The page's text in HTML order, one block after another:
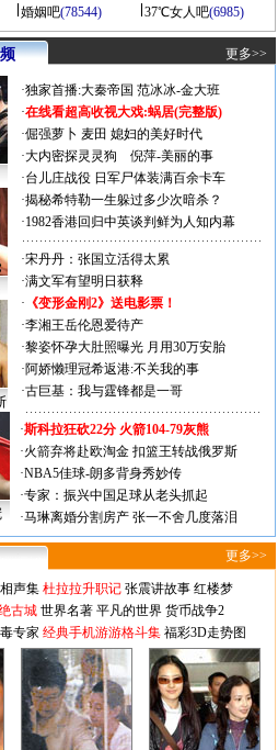
婚姻吧(78544) 37℃女人吧(6985)
更多>>
·独家首播:大秦帝国 范冰冰-金大班
·在线看超高收视大戏:蜗居(完整版)
·倔强萝卜 麦田 媳妇的美好时代
·大内密探灵灵狗
倪萍-美丽的事
·台儿庄战役 日军尸体装满百余卡车
·揭秘希特勒一生躲过多少次暗杀？
·1982香港回归中英谈判鲜为人知内幕
·宋丹丹：张国立活得太累
·满文军有望明日获释
· 《变形金刚2》送电影票！
·李湘王岳伦恩爱待产
·黎姿怀孕大肚照曝光 月用30万安胎
·阿娇懒理冠希返港:不关我的事
·古巨基：我与霆锋都是一哥
·斯科拉狂砍22分 火箭104-79灰熊
·火箭弃将赴欧淘金 扣篮王转战俄罗斯
·NBA5佳球-朗多背身秀妙传
·专家：振兴中国足球从老头抓起
·马琳离婚分割房产 张一不舍几度落泪
更多>>
声集 杜拉拉升职记 张震讲故事 红楼梦
古城 世界名著 平凡的世界 货币战争2
专家 经典手机游游格斗集 福彩3D走势图